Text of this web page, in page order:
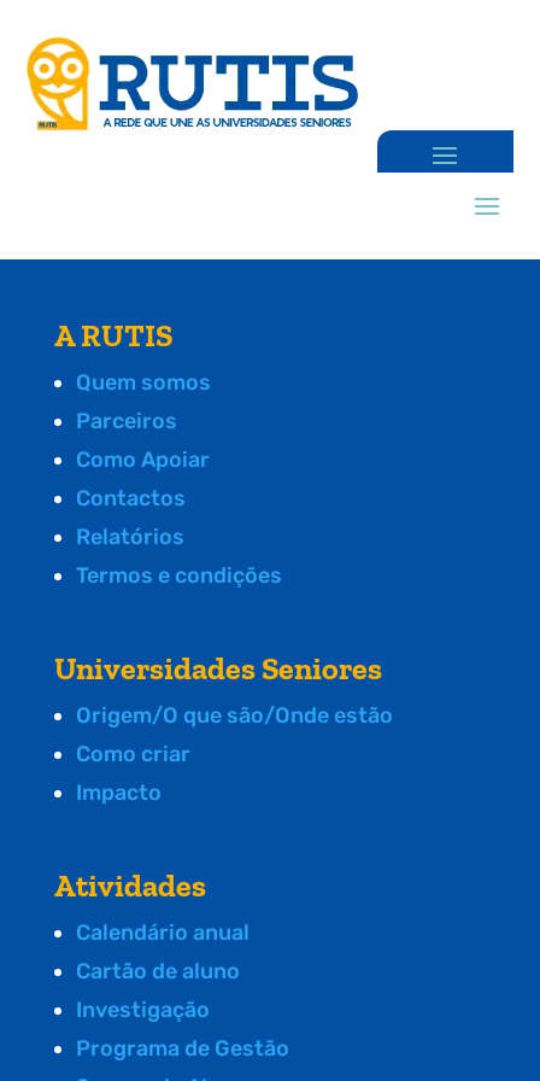
A RUTIS
Quem somos
Parceiros
Como Apoiar
Contactos
Relatórios
Termos e condições
Universidades Seniores
Origem/O que são/Onde estão
Como criar
Impacto
Atividades
Calendário anual
Cartão de aluno
Investigação
Programa de Gestão